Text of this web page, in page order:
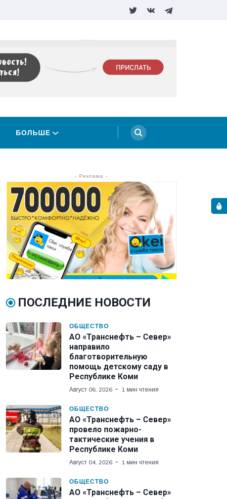
БОЛЬШЕ
- Реклама -
ПОСЛЕДНИЕ НОВОСТИ
ОБЩЕСТВО
АО «Транснефть – Север»
направило
благотворительную
помощь детскому саду в
Республике Коми
Август 06, 2026 1 мин чтения
ОБЩЕСТВО
АО «Транснефть – Север»
провело пожарно-
тактические учения в
Республике Коми
Август 04, 2026 1 мин чтения
ОБЩЕСТВО
АО «Транснефть – Север»